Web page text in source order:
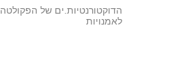
הדוקטורנטיות.ים של הפקולטה
לאמנויות